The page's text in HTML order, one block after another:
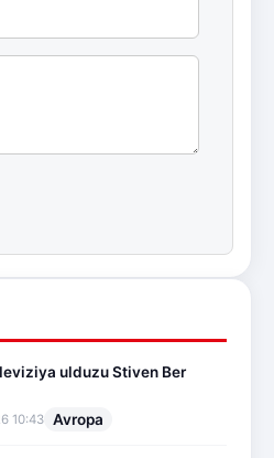
ulduzu Stiven Ber
10:43 Avropa